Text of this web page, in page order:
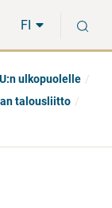
FI
ulkopuolelle
talousliitto